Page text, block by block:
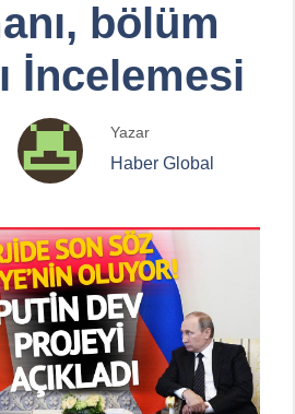
bölüm
İncelemesi
Yazar
Haber Global